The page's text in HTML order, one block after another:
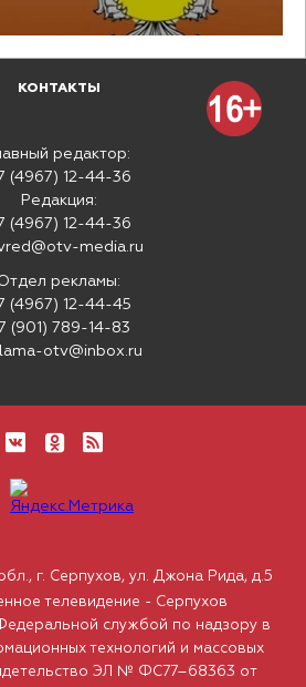
КОНТАКТЫ
редактор:
(4967) 12-44-36
Редакция:
(4967) 12-44-36
media.ru
рекламы:
(4967) 12-44-45
(901) 789-14-83
otv@inbox.ru
г. Серпухов, ул. Джона Рида, д.5
телевидение - Серпухов
службой по надзору в
технологий и массовых
ЭЛ № ФС77–68363 от